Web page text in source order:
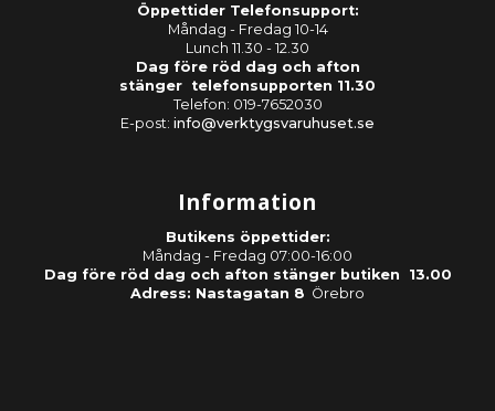
Öppettider Telefonsupport:
Måndag - Fredag 10-14
Lunch 11.30 - 12.30
Dag före röd dag och afton
stänger telefonsupporten 11.30
Telefon: 019-7652030
E-post: info@verktygsvaruhuset.se
Information
Butikens öppettider:
Måndag - Fredag 07:00-16:00
Dag före röd dag och afton stänger butiken 13.00
Adress: Nastagatan 8 Örebro